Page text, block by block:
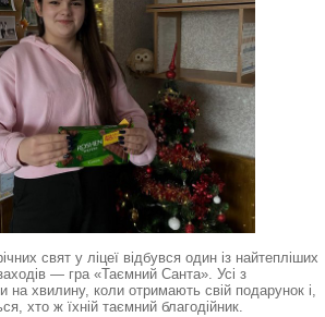
свят у ліцеї відбувся один із найтепліших
— гра «Таємний Санта». Усі з
на хвилину, коли отримають свій подарунок і,
хто ж їхній таємний благодійник.